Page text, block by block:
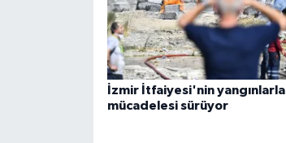
İzmir İtfaiyesi'nin yangınlarla
mücadelesi sürüyor